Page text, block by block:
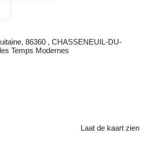
86360 , CHASSENEUIL-DU-
Temps Modernes
Laat de kaart zien